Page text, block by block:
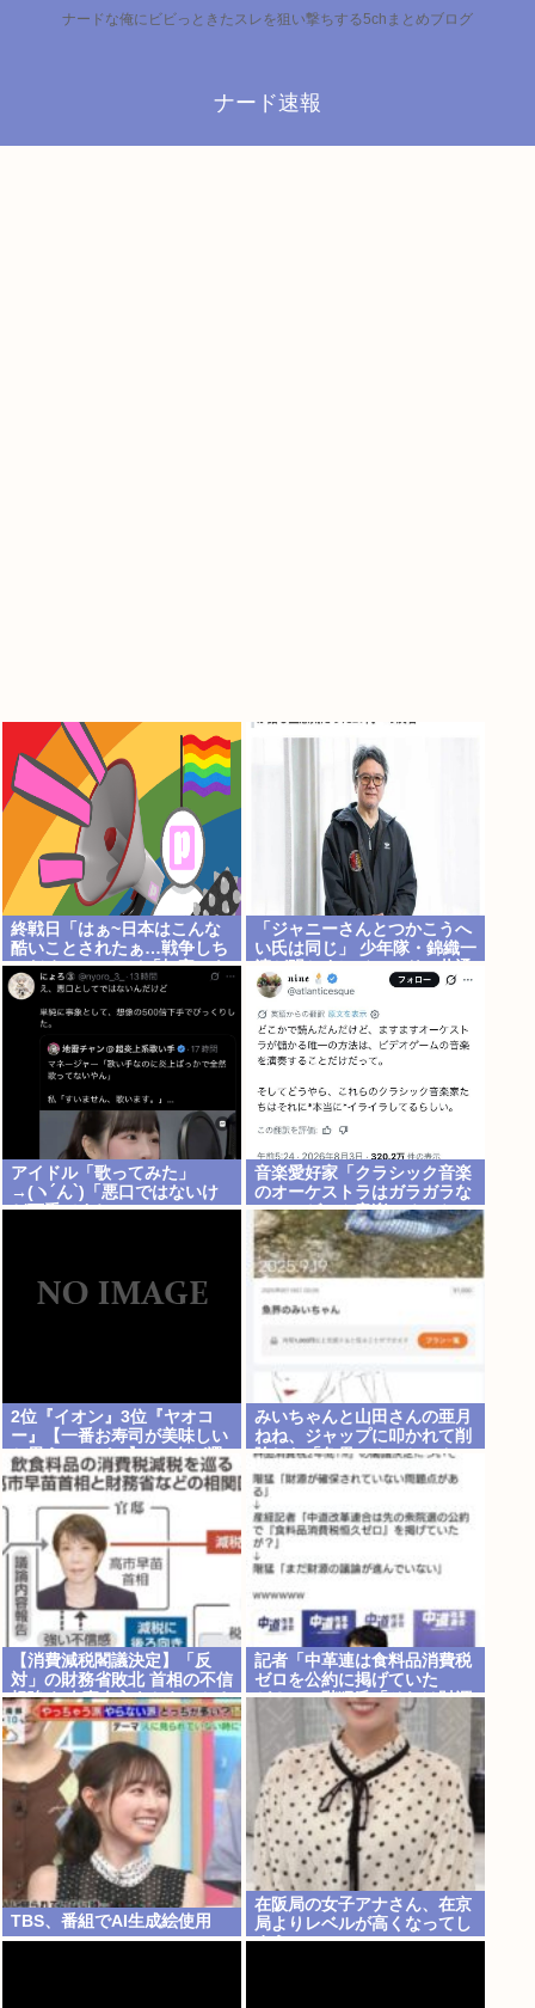
ナードな俺にビビっときたスレを狙い撃ちする5chまとめブログ
ナード速報
終戦日「はぁ~日本はこんな
酷いことされたぁ…戦争しち
ゃだめぇ…」ワイ「加害にも
触れたら？」
「ジャニーさんとつかこうへ
い氏は同じ」 少年隊・錦織一
清が明かすレジェンドの共通
点と我流の演出論
アイドル「歌ってみた」
→(ヽ´ん`)「悪口ではないけ
ど下手ですね」
音楽愛好家「クラシック音楽
のオーケストラはガラガラな
のに、ゲーム音楽のオーケス
トラは満員…本当にイライラ
する」
2位『イオン』3位『ヤオコ
ー』【一番お寿司が美味しい
と思うスーパー】300名が選
ぶ1位に
みいちゃんと山田さんの亜月
ねね、ジャップに叩かれて削
除した「魚界のみいちゃん」
記事を復活
【消費減税閣議決定】「反
対」の財務省敗北 首相の不信
根強く 人事介入をちらつかさ
れ…
記者「中革連は食料品消費税
ゼロを公約に掲げていた
が？」→階猛氏「それは財源
確保という条件付き」
TBS、番組でAI生成絵使用
在阪局の女子アナさん、在京
局よりレベルが高くなってし
まう